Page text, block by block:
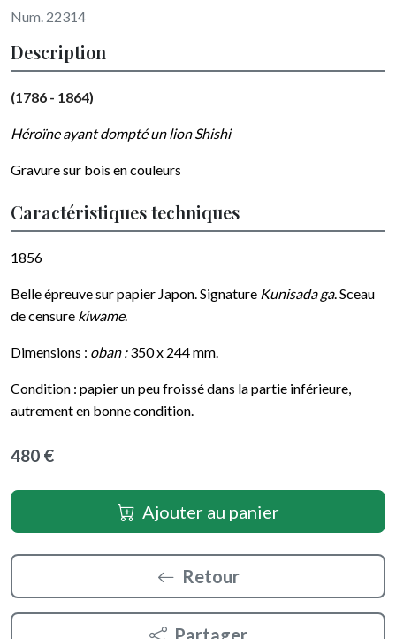
Num. 22314
Description
(1786 - 1864)
Héroïne ayant dompté un lion Shishi
Gravure sur bois en couleurs
Caractéristiques techniques
1856
Belle épreuve sur papier Japon. Signature Kunisada ga. Sceau
de censure kiwame.
Dimensions : oban :350 x 244 mm.
Condition : papier un peu froissé dans la partie inférieure,
autrement en bonne condition.
480 €
Ajouter au panier
Retour
Partager